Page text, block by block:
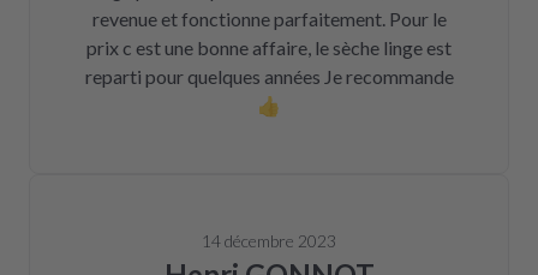
revenue et fonctionne parfaitement. Pour le
prix c est une bonne affaire, le sèche linge est
reparti pour quelques années Je recommande
👍
14 décembre 2023